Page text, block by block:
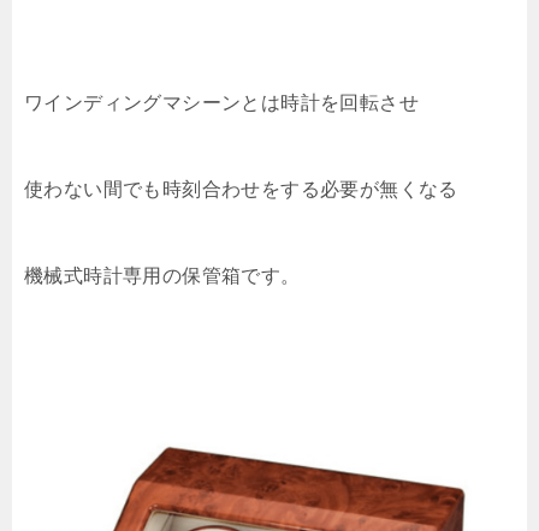
ワインディングマシーンとは時計を回転させ
使わない間でも時刻合わせをする必要が無くなる
機械式時計専用の保管箱です。